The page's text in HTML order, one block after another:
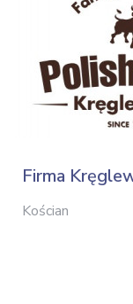
Firma
Kościan